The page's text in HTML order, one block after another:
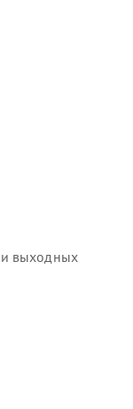
выходных